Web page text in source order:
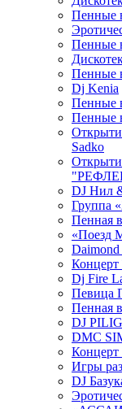
Пенные
Пенные
Пенные
Dj Kenia
Пенные
Пенные
Sadko
DJ Нил
Группа
Пенная
«Поезд
Dj Fire
Пенная
DJ
DMC
Игры
DJ